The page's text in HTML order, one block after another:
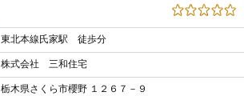
東北本線氏家駅 徒歩分
株式会社 三和住宅
栃木県さくら市櫻野 １２６７－９